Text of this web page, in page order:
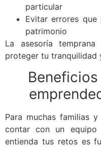
particular
Evitar errores
patrimonio
La asesoría
proteger tu tranquilidad
Para muchas familias
contar con un
entienda tus retos es